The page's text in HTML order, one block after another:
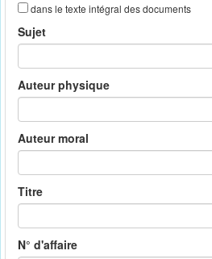
dans le texte intégral des documents
Sujet
Auteur physique
Auteur moral
Titre
N° d'affaire